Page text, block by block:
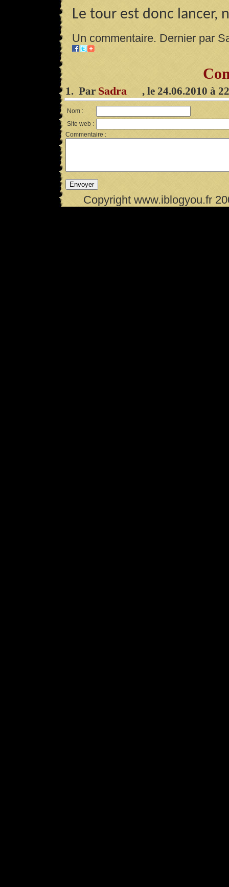
Le tour est donc lancer,
Un commentaire. Dernier par
1. Par Sadra , le 24.06.2010 à
Nom :
Site web :
Commentaire :
Copyright www.iblogyou.fr